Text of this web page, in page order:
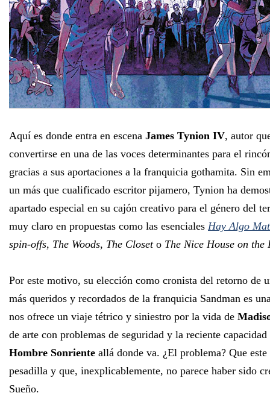
Aquí es donde entra en escena James Tynion IV, autor
convertirse en una de las voces determinantes para el
gracias a sus aportaciones a la franquicia gothamita. Sin
un más que cualificado escritor pijamero, Tynion ha
apartado especial en su cajón creativo para el género del
muy claro en propuestas como las esenciales Hay Algo
spin-offs, The Woods, The Closeto The Nice House on the
Por este motivo, su elección como cronista del retorno de
más queridos y recordados de la franquicia Sandman es
nos ofrece un viaje tétrico y siniestro por la vida de
de arte con problemas de seguridad y la reciente
Hombre Sonriente allá donde va. ¿El problema? Que
pesadilla y que, inexplicablemente, no parece haber sido
Sueño.